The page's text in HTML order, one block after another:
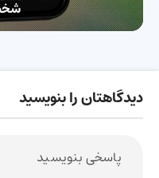
دیدگاهتان را بنویسید